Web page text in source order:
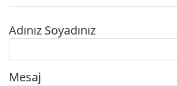
Adınız Soyadınız
Mesaj